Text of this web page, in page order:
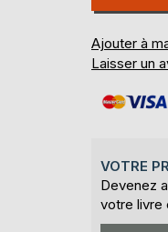
Ajouter à
Laisser un
VOTRE
Devenez
votre livre